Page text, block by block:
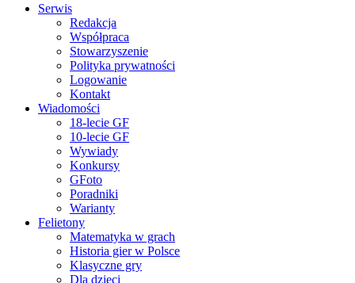
Serwis
Redakcja
Współpraca
Stowarzyszenie
Polityka prywatności
Logowanie
Kontakt
Wiadomości
18-lecie GF
10-lecie GF
Wywiady
Konkursy
GFoto
Poradniki
Warianty
Felietony
Matematyka w grach
Historia gier w Polsce
Klasyczne gry
Dla dzieci